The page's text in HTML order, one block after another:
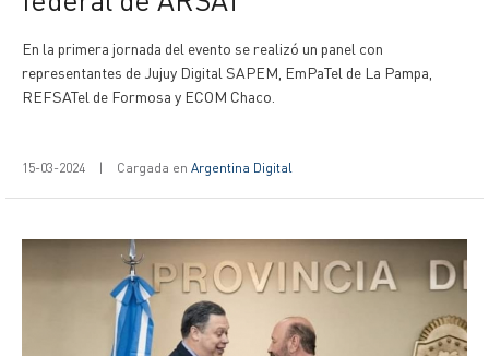
En la primera jornada del evento se realizó un panel con
representantes de Jujuy Digital SAPEM, EmPaTel de La Pampa,
REFSATel de Formosa y ECOM Chaco.
15-03-2024 | Cargada en Argentina Digital